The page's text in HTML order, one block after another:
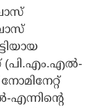
(പി.എം.എല്‍-